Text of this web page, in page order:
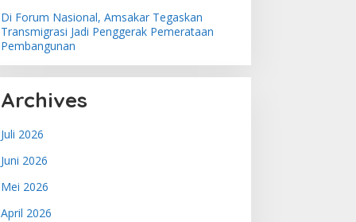
Di Forum Nasional, Amsakar Tegaskan
Transmigrasi Jadi Penggerak Pemerataan
Pembangunan
Archives
Juli 2026
Juni 2026
Mei 2026
April 2026